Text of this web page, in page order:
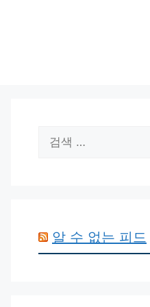
색:
알 수 없는 피드